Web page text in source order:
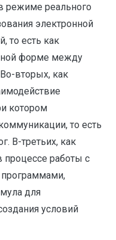
режиме реального
электронной
то есть как
форме между
вторых, как
котором
то есть
В-третьих, как
работы с
для
условий